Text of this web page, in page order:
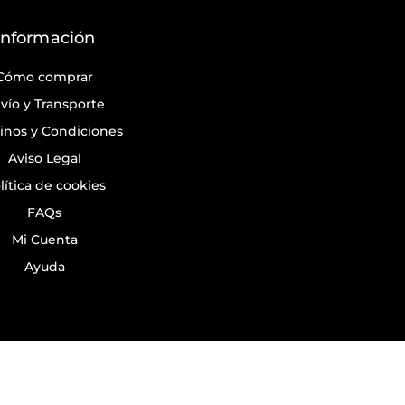
comprar
y Transporte
y Condiciones
Aviso Legal
de cookies
FAQs
Mi Cuenta
Ayuda